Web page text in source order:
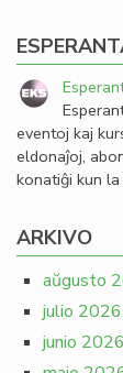
eventoj kaj
eldonaĵoj,
konatiĝi kun
ARKIVO
aŭgusto
julio 2026
junio 2026